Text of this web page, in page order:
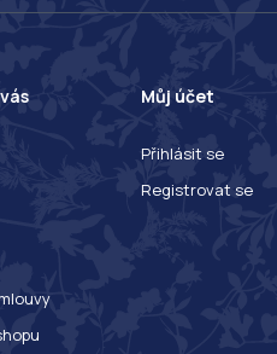
Můj účet
Přihlásit se
Registrovat se